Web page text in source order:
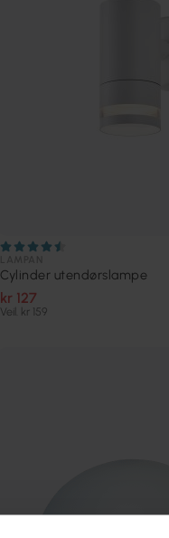
Cylinder utendørslampe
kr 127
Veil. kr 159